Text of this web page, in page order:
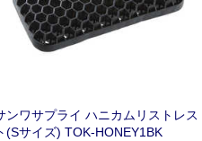
ンワサプライ ハニカムリストレス
(Sサイズ) TOK-HONEY1BK